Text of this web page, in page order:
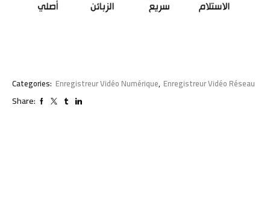
Categories: Enregistreur Vidéo Numérique, Enregistreur Vidéo Réseau
Share: